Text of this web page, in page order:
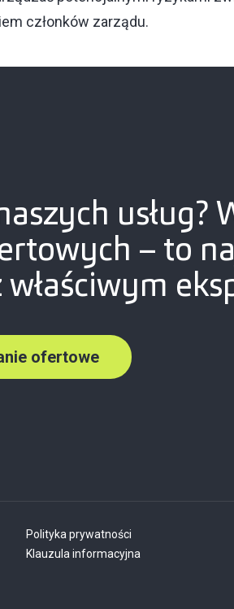
członków zarządu.
usług?
– to
ofertowe
Polityka prywatności
Klauzula informacyjna